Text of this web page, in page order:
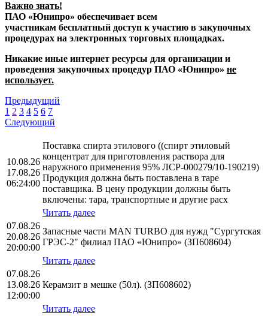
Важно знать!
ПАО «Юнипро» обеспечивает всем
участникам бесплатный доступ к участию в закупочных
процедурах на электронных торговых площадках.
Никакие иные интернет ресурсы для организации и
проведения закупочных процедур ПАО «Юнипро» не
использует.
Предыдущий
1 2 3 4 5 6 7
Следующий
10.08.26
17.08.26
06:24:00
Поставка спирта этилового ((спирт этиловый
концентрат для приготовления раствора для
наружного применения 95% ЛСР-000279/10-190219)
Продукция должна быть поставлена в таре
поставщика. В цену продукции должны быть
включены: тара, транспортные и другие расх
Читать далее
07.08.26
20.08.26
20:00:00
Запасные части MAN TURBO для нужд "Сургутская
ГРЭС-2" филиал ПАО «Юнипро» (ЗП608604)
Читать далее
07.08.26
13.08.26
12:00:00
Керамзит в мешке (50л). (ЗП608602)
Читать далее